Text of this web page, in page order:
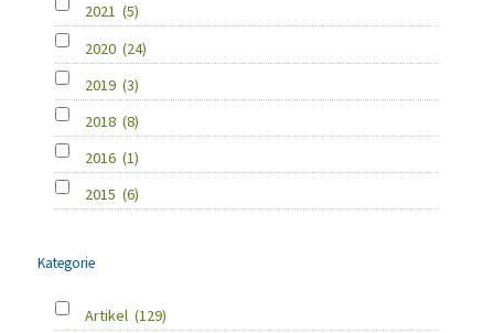
2021 (5)
2020 (24)
2019 (3)
2018 (8)
2016 (1)
2015 (6)
Kategorie
Artikel (129)